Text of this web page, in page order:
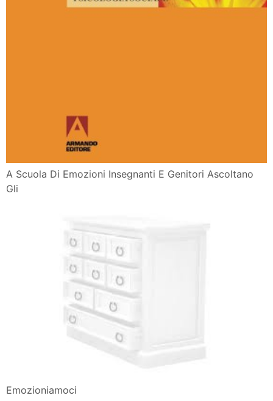
A Scuola Di Emozioni Insegnanti E Genitori Ascoltano
Gli
Emozioniamoci